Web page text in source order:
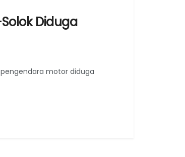
Diduga
motor diduga